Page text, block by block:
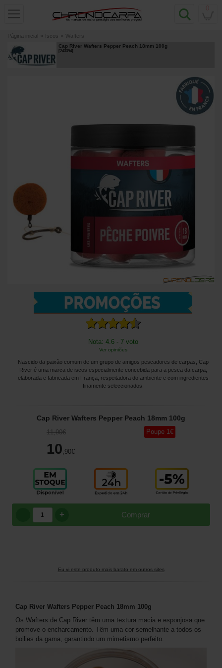
Página inicial » Iscos » Wafters
Cap River Wafters Pepper Peach 18mm 100g
[243394]
Nota: 4.6 - 7 voto
Ver opiniões
Nascido da paixão comum de um grupo de amigos pescadores de carpas, Cap
River é uma marca de iscos especialmente concebida para a pesca da carpa,
elaborada e fabricada em França, respeitadora do ambiente e com ingredientes
finamente seleccionados.
Cap River Wafters Pepper Peach 18mm 100g
11,90€
10 ,90€
Poupe 1€
Comprar
+
Eu vi este produto mais barato em outros sites
Cap River Wafters Pepper Peach 18mm 100g
Os Wafters de Cap River têm uma textura macia e esponjosa que
promove o encharcamento. Têm uma cor semelhante a todos os
boilies da gama, garantindo um mimetismo perfeito.